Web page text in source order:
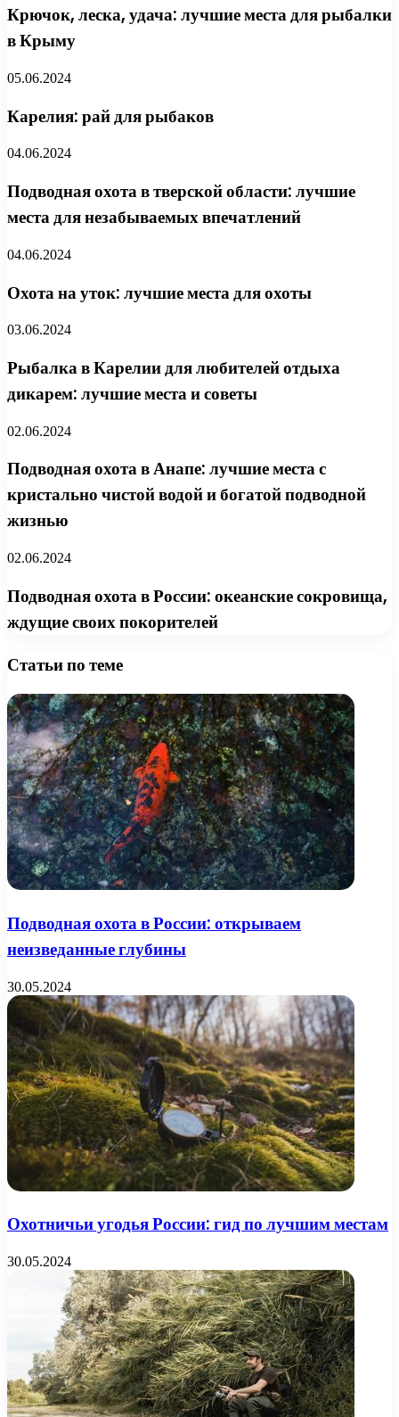
Крючок, леска, удача: лучшие места для рыбалки
в Крыму
05.06.2024
Карелия: рай для рыбаков
04.06.2024
Подводная охота в тверской области: лучшие
места для незабываемых впечатлений
04.06.2024
Охота на уток: лучшие места для охоты
03.06.2024
Рыбалка в Карелии для любителей отдыха
дикарем: лучшие места и советы
02.06.2024
Подводная охота в Анапе: лучшие места с
кристально чистой водой и богатой подводной
жизнью
02.06.2024
Подводная охота в России: океанские сокровища,
ждущие своих покорителей
Статьи по теме
Подводная охота в России: открываем
неизведанные глубины
30.05.2024
Охотничьи угодья России: гид по лучшим местам
30.05.2024